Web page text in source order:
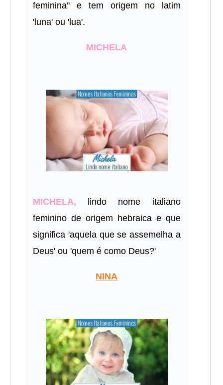
feminina" e tem origem no latim
'luna' ou 'lua'.
MICHELA
MICHELA,
lindo nome italiano
feminino de origem hebraica e que
significa 'aquela que se assemelha a
Deus' ou 'quem é como Deus?'
NINA